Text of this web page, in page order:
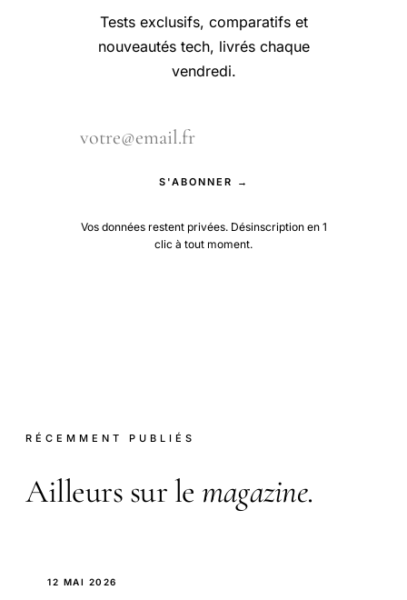
Tests exclusifs, comparatifs et
nouveautés tech, livrés chaque
vendredi.
S'ABONNER →
Vos données restent privées. Désinscription en 1
clic à tout moment.
RÉCEMMENT PUBLIÉS
Ailleurs sur le magazine.
12 MAI 2026